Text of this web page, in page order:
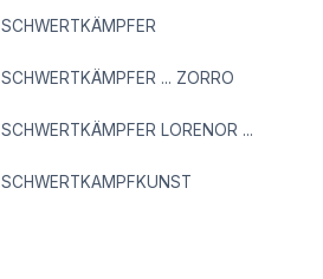
SCHWERTKÄMPFER
SCHWERTKÄMPFER ... ZORRO
SCHWERTKÄMPFER LORENOR ...
SCHWERTKAMPFKUNST